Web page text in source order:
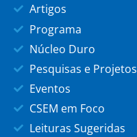
Artigos
Programa
Núcleo Duro
Pesquisas e Projetos
Eventos
CSEM em Foco
Leituras Sugeridas